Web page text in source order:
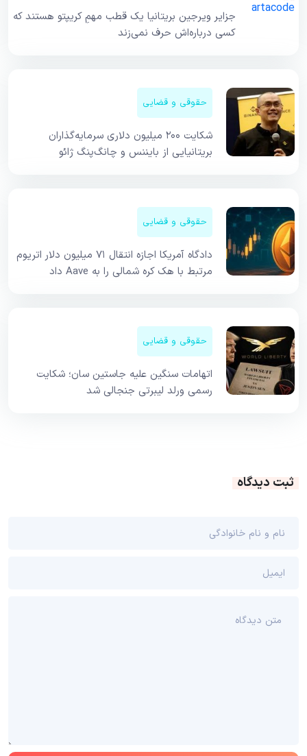
جزایر ویرجین بریتانیا یک قطب مهمِ کریپتو هستند که
کسی درباره‌اش حرف نمی‌زند
حقوقی و قضایی
شکایت ۲۰۰ میلیون دلاری سرمایه‌گذاران
بریتانیایی از بایننس و چانگ‌پنگ ژائو
حقوقی و قضایی
دادگاه آمریکا اجازه انتقال ۷۱ میلیون دلار اتریوم
مرتبط با هک کره شمالی را به Aave داد
حقوقی و قضایی
اتهامات سنگین علیه جاستین سان؛ شکایت
رسمی ورلد لیبرتی جنجالی شد
ثبت دیدگاه